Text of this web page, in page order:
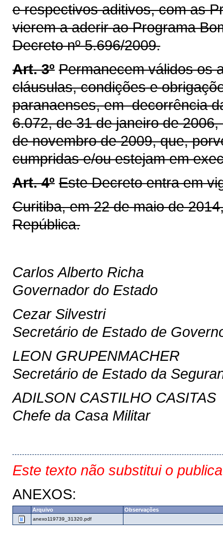
e respectivos aditivos, com as
vierem a aderir ao Programa
Decreto nº 5.696/2009.
Art. 3º Permanecem válidos os
cláusulas, condições e
paranaenses, em decorrência
6.072, de 31 de janeiro de
de novembro de 2009, que,
cumpridas e/ou estejam em
Art. 4º Este Decreto entra em
Curitiba, em 22 de maio de
República.
Carlos Alberto Richa
Governador do Estado
Cezar Silvestri
Secretário de Estado de
LEON GRUPENMACHER
Secretário de Estado da
ADILSON CASTILHO CASITAS
Chefe da Casa Militar
Este texto não substitui o
ANEXOS:
Arquivo Observações
anexo119739_31320.pdf